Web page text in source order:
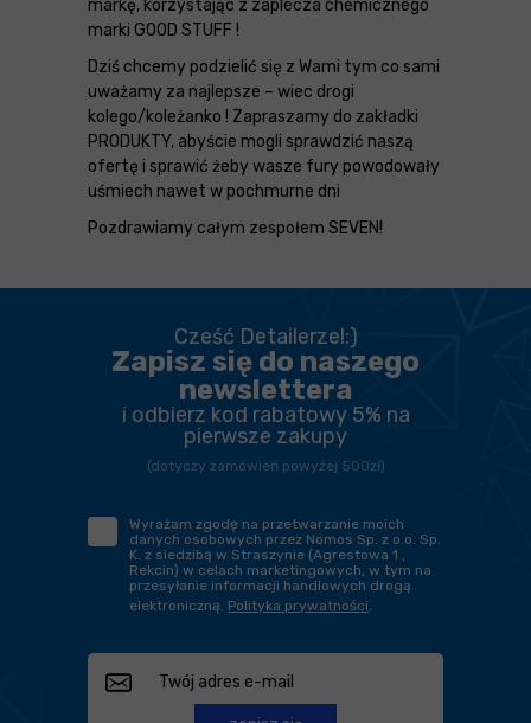
markę, korzystając z zaplecza chemicznego
marki GOOD STUFF !
Dziś chcemy podzielić się z Wami tym co sami
uważamy za najlepsze – wiec drogi
kolego/koleżanko ! Zapraszamy do zakładki
PRODUKTY, abyście mogli sprawdzić naszą
ofertę i sprawić żeby wasze fury powodowały
uśmiech nawet w pochmurne dni
Pozdrawiamy całym zespołem SEVEN!
Cześć Detailerze!:)
Zapisz się do naszego
newslettera
i odbierz kod rabatowy 5% na
pierwsze zakupy
(dotyczy zamówień powyżej 500zł)
Wyrażam zgodę na przetwarzanie moich
danych osobowych przez Nomos Sp. z o.o. Sp.
K. z siedzibą w Straszynie (Agrestowa 1 ,
Rekcin) w celach marketingowych, w tym na
przesyłanie informacji handlowych drogą
elektroniczną. Polityka prywatności